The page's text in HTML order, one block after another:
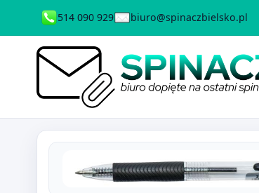
514 090 929 biuro@spinaczbielsko.pl